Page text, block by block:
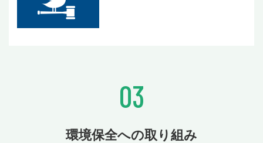
03
環境保全への取り組み